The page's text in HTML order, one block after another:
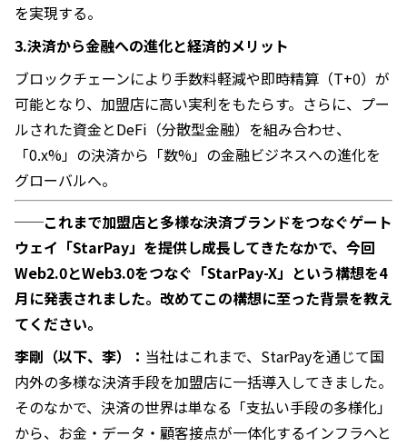
を実現する。
3.決済から金融への進化と経済的メリット
ブロックチェーンにより手数料軽減や即時精算（T+0）が
可能となり、加盟店に高い実利をもたらす。さらに、プー
ルされた資金とDeFi（分散型金融）を組み合わせ、
「0.x%」の決済から「数%」の金融ビジネスへの進化を
グローバルへ。
──これまで加盟店と多様な決済ブランドをつなぐゲート
ウェイ「StarPay」を提供し成長してきたなかで、今回
Web2.0とWeb3.0をつなぐ「StarPay-X」という構想を4
月に発表されました。改めてこの構想に至った背景を教え
てください。
李剛（以下、李）： 当社はこれまで、StarPayを通じて国
内外の多様な決済手段を加盟店に一括導入してきました。
そのなかで、決済の世界は単なる「支払い手段の多様化」
から、お金・データ・顧客接点が一体化するインフラへと